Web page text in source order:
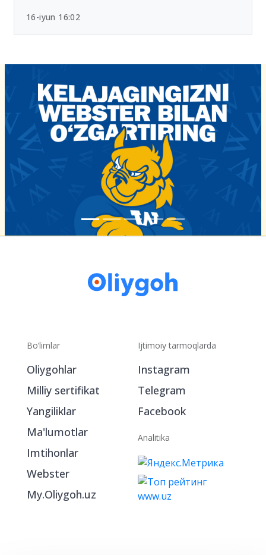
16-iyun 16:02
Bo‘limlar
Oliygohlar
Milliy sertifikat
Yangiliklar
Ma'lumotlar
Imtihonlar
Webster
My.Oliygoh.uz
Ijtimoiy tarmoqlarda
Instagram
Telegram
Facebook
Analitika